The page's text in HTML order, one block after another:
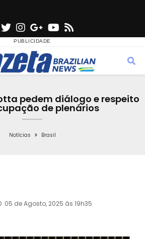
T
w
i
t
e
n
s
t
g
r
a
G
o
o
g
e
Y
u
t
b
s
pedem diálogo e respeito
de plenários
Notícias Brasil
05 de Agosto, 2025 às 19h35